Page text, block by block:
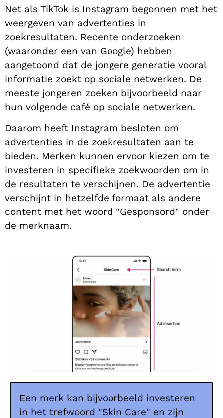
Net als TikTok is Instagram begonnen met het
weergeven van advertenties in
zoekresultaten. Recente onderzoeken
(waaronder een van Google) hebben
aangetoond dat de jongere generatie vooral
informatie zoekt op sociale netwerken. De
meeste jongeren zoeken bijvoorbeeld naar
hun volgende café op sociale netwerken.
Daarom heeft Instagram besloten om
advertenties in de zoekresultaten aan te
bieden. Merken kunnen ervoor kiezen om te
investeren in specifieke zoekwoorden om in
de resultaten te verschijnen. De advertentie
verschijnt in hetzelfde formaat als andere
content met het woord "Gesponsord" onder
de merknaam.
Een merk kan bijvoorbeeld investeren
in het trefwoord "Skin Care" en zijn